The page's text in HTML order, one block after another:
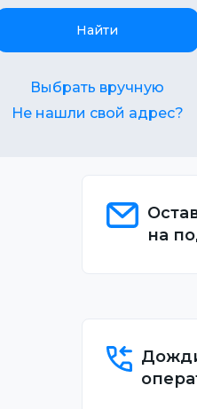
Найти
Выбрать вручную
Не нашли свой адрес?
на